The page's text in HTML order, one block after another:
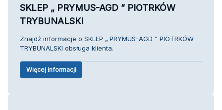
SKLEP „ PRYMUS-AGD ” PIOTRKÓW
TRYBUNALSKI
Znajdź informacje o SKLEP „ PRYMUS-AGD ” PIOTRKÓW
TRYBUNALSKI obsługa klienta.
Więcej informacji